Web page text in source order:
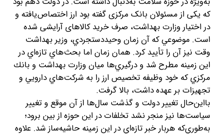
كه یکی از مسئولان بانک مرکزی گفته بود ارز اختصاص‌یافته و
در اختیار وزارت بهداشت، صرف خرید کالاهای آرایشی شده
است. موضوعي كه آن زمان وحيددستجردي، وزير بهداشت
وقت نيز آن را تأييد كرد. همان زمان اما بحث‌هاي تازه‌اي در
اين زمینه مطرح شد و درگيري‌ها ميان وزارت بهداشت و بانك
مركزي كه خود وظيفه تخصيص ارز را به شركت‌هاي دارويي و
تجهيزات بر عهده داشت، بالا گرفت.
بااين‌حال تغییر دولت و گذشت سال‌ها از آن موقع و تغییر
سياست‌ها نيز منجر نشد تخلفات در اين حوزه از بين برود؛
به‌طوري‌كه هربار خبر تازه‌اي در اين زمينه حاشيه‌ساز شد. علاوه